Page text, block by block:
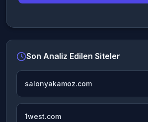
Son Analiz Edilen Siteler
salonyakamoz.com
1west.com